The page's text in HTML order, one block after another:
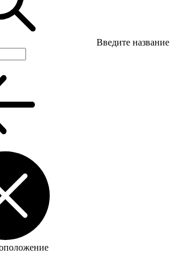
Введите название